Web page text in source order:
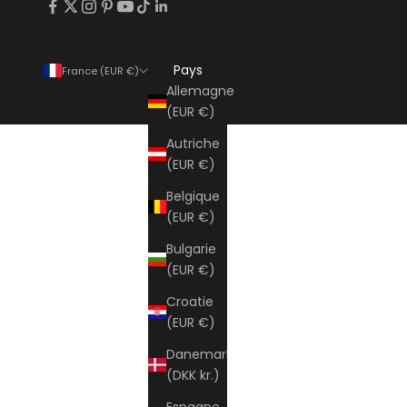
France (EUR €)
Pays
Allemagne
(EUR €)
Autriche
(EUR €)
Belgique
(EUR €)
Bulgarie
(EUR €)
Croatie
(EUR €)
Danemark
(DKK kr.)